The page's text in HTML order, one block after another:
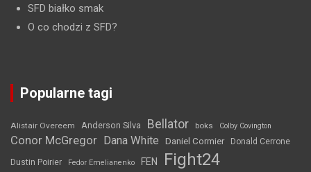
SFD białko smak
O co chodzi z SFD?
Popularne tagi
Alistair Overeem Anderson Silva Bellator boks Colby Covington
Conor McGregor Dana White Daniel Cormier Donald Cerrone
Dustin Poirier Fedor Emelianenko FEN Fight24